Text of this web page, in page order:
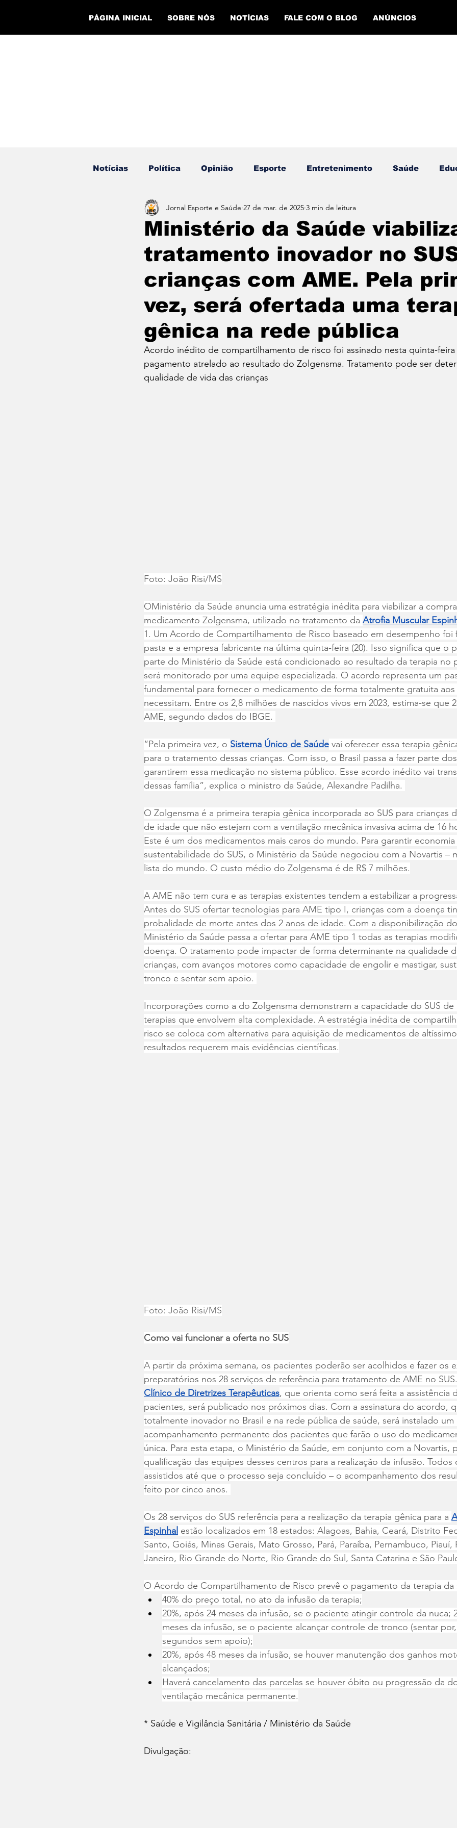
PÁGINA INICIAL SOBRE NÓS NOTÍCIAS FALE COM O BLOG ANÚNCIOS
Notícias Política Opinião Esporte Entretenimento Saúde
Eventos Cursos Evento Esportivo Economia
Empregos COLUNA MÔNICA BRAGA Informe Coluna Nutricionista
Evento Musical Evento Musical
Carnaval Mestrado e Doutorado Notícia Flamengo Projetos
Libertadores 2023 Brasileirão 2023
Ministério da Saúde
tratamento inovador no
crianças com AME. Pela
vez, será ofertada uma
gênica na rede pública
Jornal Esporte e Saúde 27 de mar. de 2025 3 min de leitura
Acordo inédito de compartilhamento de risco foi assinado nesta quinta-feira
pagamento atrelado ao resultado do Zolgensma. Tratamento pode ser
qualidade de vida das crianças
Foto: João Risi/MS
OMinistério da Saúde anuncia uma estratégia inédita para viabilizar a
medicamento Zolgensma, utilizado no tratamento da Atrofia Muscular
1. Um Acordo de Compartilhamento de Risco baseado em desempenho foi
pasta e a empresa fabricante na última quinta-feira (20). Isso significa que o
parte do Ministério da Saúde está condicionado ao resultado da terapia no
será monitorado por uma equipe especializada. O acordo representa um
fundamental para fornecer o medicamento de forma totalmente gratuita
necessitam. Entre os 2,8 milhões de nascidos vivos em 2023, estima-se que
AME, segundo dados do IBGE.
“Pela primeira vez, o Sistema Único de Saúde vai oferecer essa terapia
para o tratamento dessas crianças. Com isso, o Brasil passa a fazer parte
garantirem essa medicação no sistema público. Esse acordo inédito vai
dessas família”, explica o ministro da Saúde, Alexandre Padilha.
O Zolgensma é a primeira terapia gênica incorporada ao SUS para crianças
de idade que não estejam com a ventilação mecânica invasiva acima de 16
Este é um dos medicamentos mais caros do mundo. Para garantir economia
sustentabilidade do SUS, o Ministério da Saúde negociou com a Novartis –
lista do mundo. O custo médio do Zolgensma é de R$ 7 milhões.
A AME não tem cura e as terapias existentes tendem a estabilizar a
Antes do SUS ofertar tecnologias para AME tipo I, crianças com a doença
probalidade de morte antes dos 2 anos de idade. Com a disponibilização
Ministério da Saúde passa a ofertar para AME tipo 1 todas as terapias
doença. O tratamento pode impactar de forma determinante na qualidade
crianças, com avanços motores como capacidade de engolir e mastigar,
tronco e sentar sem apoio.
Incorporações como a do Zolgensma demonstram a capacidade do SUS de
terapias que envolvem alta complexidade. A estratégia inédita de
risco se coloca com alternativa para aquisição de medicamentos de
resultados requerem mais evidências científicas.
Foto: João Risi/MS
Como vai funcionar a oferta no SUS
A partir da próxima semana, os pacientes poderão ser acolhidos e fazer os
preparatórios nos 28 serviços de referência para tratamento de AME no
Clínico de Diretrizes Terapêuticas, que orienta como será feita a assistência
pacientes, será publicado nos próximos dias. Com a assinatura do acordo,
totalmente inovador no Brasil e na rede pública de saúde, será instalado um
acompanhamento permanente dos pacientes que farão o uso do
única. Para esta etapa, o Ministério da Saúde, em conjunto com a Novartis,
qualificação das equipes desses centros para a realização da infusão. Todos
assistidos até que o processo seja concluído – o acompanhamento dos
feito por cinco anos.
Os 28 serviços do SUS referência para a realização da terapia gênica para a
Espinhal estão localizados em 18 estados: Alagoas, Bahia, Ceará, Distrito
Santo, Goiás, Minas Gerais, Mato Grosso, Pará, Paraíba, Pernambuco, Piauí,
Janeiro, Rio Grande do Norte, Rio Grande do Sul, Santa Catarina e São
O Acordo de Compartilhamento de Risco prevê o pagamento da terapia da
40% do preço total, no ato da infusão da terapia;
20%, após 24 meses da infusão, se o paciente atingir controle da nuca;
meses da infusão, se o paciente alcançar controle de tronco (sentar
segundos sem apoio);
20%, após 48 meses da infusão, se houver manutenção dos ganhos
alcançados;
Haverá cancelamento das parcelas se houver óbito ou progressão da
ventilação mecânica permanente.
* Saúde e Vigilância Sanitária / Ministério da Saúde
Divulgação: